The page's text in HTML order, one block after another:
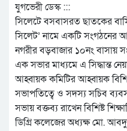
যুগভেরী ডেস্ক :::
সিলেটে বসবাসরত ছাতকের
সিলেট’ নামে একটি সংগঠনের
নগরীর বড়বাজার ১০নং বাসায়
এক সভার মাধ্যমে এ সিদ্ধান্ত
আহ্বায়ক কমিটির আহ্বায়ক
সভাপতিত্বে ও সদস্য সচিব
সভায় বক্তব্য রাখেন বিশিষ্ট
ডিগ্রি কলেজের অধ্যক্ষ মো.